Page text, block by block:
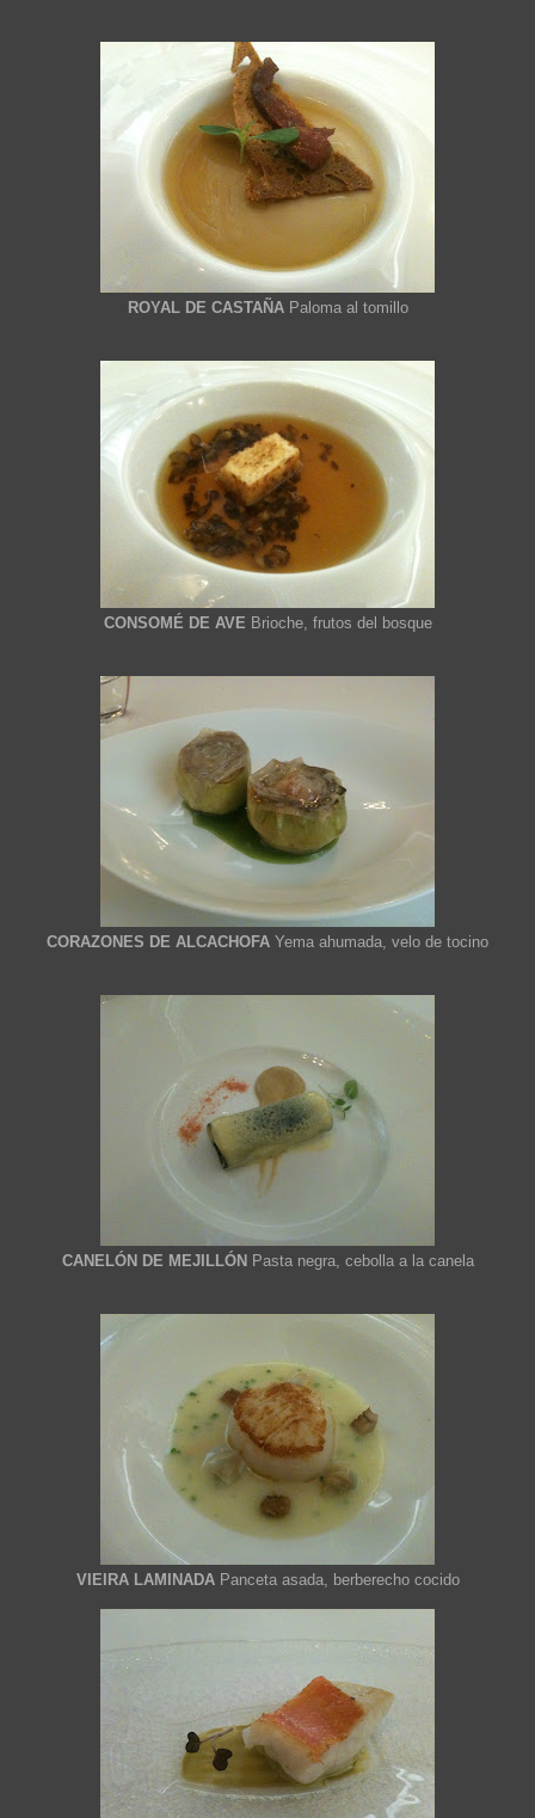
ROYAL DE CASTAÑA Paloma al tomillo
CONSOMÉ DE AVE Brioche, frutos del bosque
CORAZONES DE ALCACHOFA Yema ahumada, velo de tocino
CANELÓN DE MEJILLÓN Pasta negra, cebolla a la canela
VIEIRA LAMINADA Panceta asada, berberecho cocido